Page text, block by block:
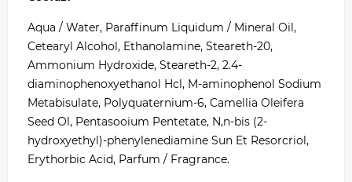
Aqua / Water, Paraffinum Liquidum / Mineral Oil,
Cetearyl Alcohol, Ethanolamine, Steareth-20,
Ammonium Hydroxide, Steareth-2, 2.4-
diaminophenoxyethanol Hcl, M-aminophenol Sodium
Metabisulate, Polyquaternium-6, Camellia Oleifera
Seed Ol, Pentasooium Pentetate, N,n-bis (2-
hydroxyethyl)-phenylenediamine Sun Et Resorcriol,
Erythorbic Acid, Parfum / Fragrance.